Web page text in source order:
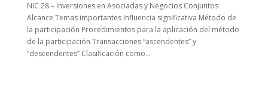
NIC 28 – Inversiones en Asociadas y Negocios Conjuntos
Alcance Temas importantes Influencia significativa Método de
la participación Procedimientos para la aplicación del método
de la participación Transacciones “ascendentes” y
“descendentes” Clasificación como...